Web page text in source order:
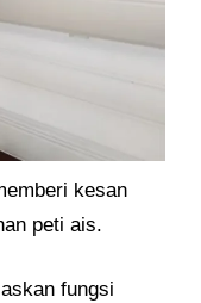
kesan
peti ais.
fungsi